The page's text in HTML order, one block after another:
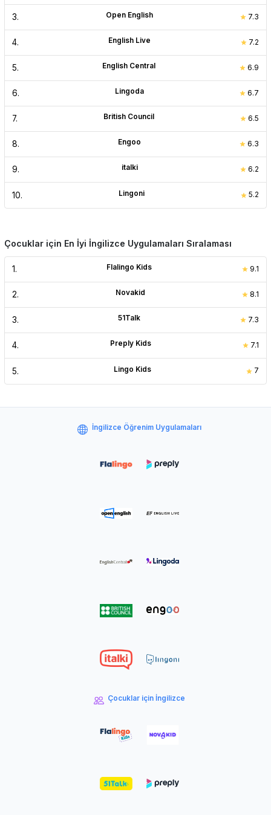
3. Open English 7.3
4. English Live 7.2
5. English Central 6.9
6. Lingoda 6.7
7. British Council 6.5
8. Engoo 6.3
9. italki 6.2
10. Lingoni 5.2
Çocuklar için En İyi İngilizce Uygulamaları Sıralaması
1. Flalingo Kids 9.1
2. Novakid 8.1
3. 51Talk 7.3
4. Preply Kids 7.1
5. Lingo Kids 7
İngilizce Öğrenim Uygulamaları
Çocuklar için İngilizce